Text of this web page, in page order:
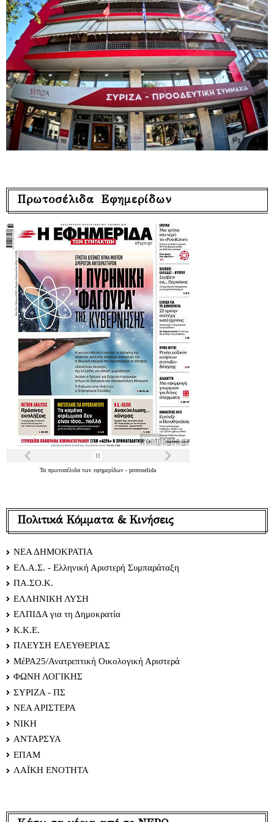
Πρωτοσέλιδα Εφημερίδων
Τα πρωτοσέλιδα των εφημερίδων - protoselida
Πολιτικά Κόμματα & Κινήσεις
ΝΕΑ ΔΗΜΟΚΡΑΤΙΑ
ΕΛ.Α.Σ. - Ελληνική Αριστερή Συμπαράταξη
ΠΑ.ΣΟ.Κ.
ΕΛΛΗΝΙΚΗ ΛΥΣΗ
ΕΛΠΙΔΑ για τη Δημοκρατία
Κ.Κ.Ε.
ΠΛΕΥΣΗ ΕΛΕΥΘΕΡΙΑΣ
ΜέΡΑ25/Ανατρεπτική Οικολογική Αριστερά
ΦΩΝΗ ΛΟΓΙΚΗΣ
ΣΥΡΙΖΑ - ΠΣ
ΝΕΑ ΑΡΙΣΤΕΡΑ
ΝΙΚΗ
ΑΝΤΑΡΣΥΑ
ΕΠΑΜ
ΛΑΪΚΗ ΕΝΟΤΗΤΑ